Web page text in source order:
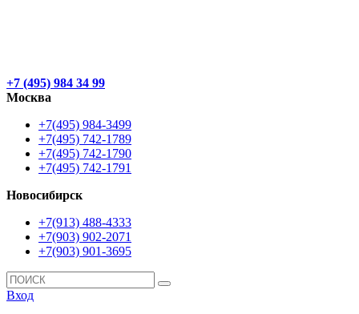
+7 (495) 984 34 99
Москва
+7(495) 984-3499
+7(495) 742-1789
+7(495) 742-1790
+7(495) 742-1791
Новосибирск
+7(913) 488-4333
+7(903) 902-2071
+7(903) 901-3695
Вход